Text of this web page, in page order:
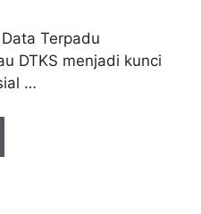
Terpadu
DTKS menjadi kunci
…